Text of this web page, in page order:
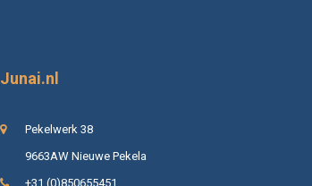
Junai.nl
Pekelwerk 38
9663AW Nieuwe Pekela
+31 (0)850655451